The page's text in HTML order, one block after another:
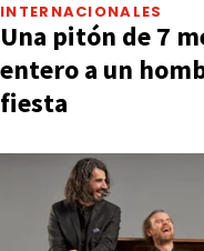
INTERNACIONALES
Una pitón de 7
entero a un
fiesta